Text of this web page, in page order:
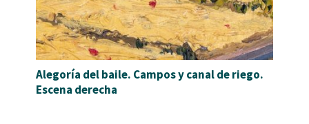
Alegoría del baile. Campos y canal de riego.
Escena derecha